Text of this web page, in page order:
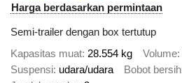
Harga berdasarkan permintaan
Semi-trailer dengan box tertutup
Kapasitas muat 28.554 kg Volume
Suspensi udara/udara Bobot bersih